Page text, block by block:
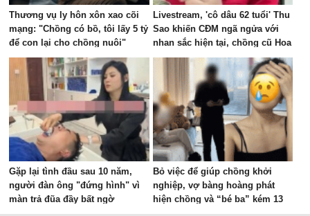
Thương vụ ly hôn xôn xao cõi
mạng: "Chồng có bồ, tôi lấy 5 tỷ
để con lại cho chồng nuôi"
Livestream, 'cô dâu 62 tuổi' Thu
Sao khiến CĐM ngã ngửa với
nhan sắc hiện tại, chồng cũ Hoa
Cương bị réo tên
Gặp lại tình đầu sau 10 năm,
người đàn ông "đứng hình" vì
màn trả đũa đầy bất ngờ
Bỏ việc để giúp chồng khởi
nghiệp, vợ bàng hoàng phát
hiện chồng và “bé ba” kém 13
tuổi lén lút đi làm IVF: Kiện ra